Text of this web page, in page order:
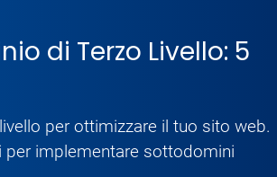
di Terzo Livello: 5
per ottimizzare il tuo sito web.
per implementare sottodomini